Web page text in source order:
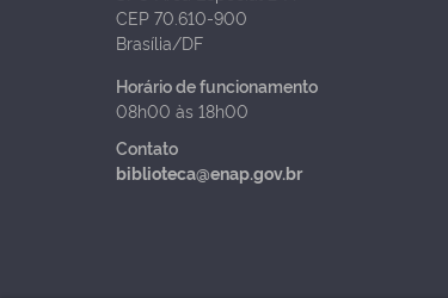
CEP 70.610-900
Brasília/DF
Horário de funcionamento
08h00 às 18h00
Contato
biblioteca@enap.gov.br